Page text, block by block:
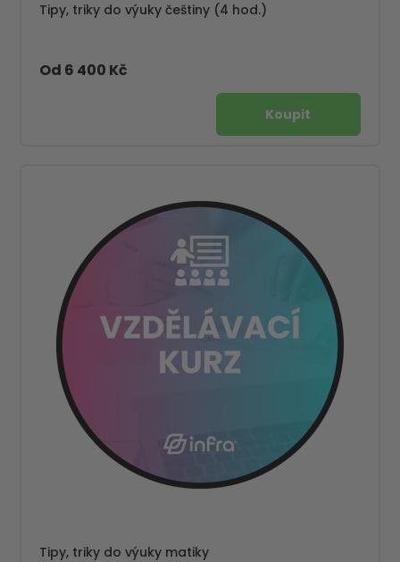
Tipy, triky do výuky češtiny (4 hod.)
Od 6 400 Kč
Tipy, triky do výuky matiky